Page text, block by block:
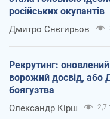
російських окупантів
Дмитро Снєгирьов
Рекрутинг:
ворожий досвід, або
боягузтва
Олександр Кірш 2,7